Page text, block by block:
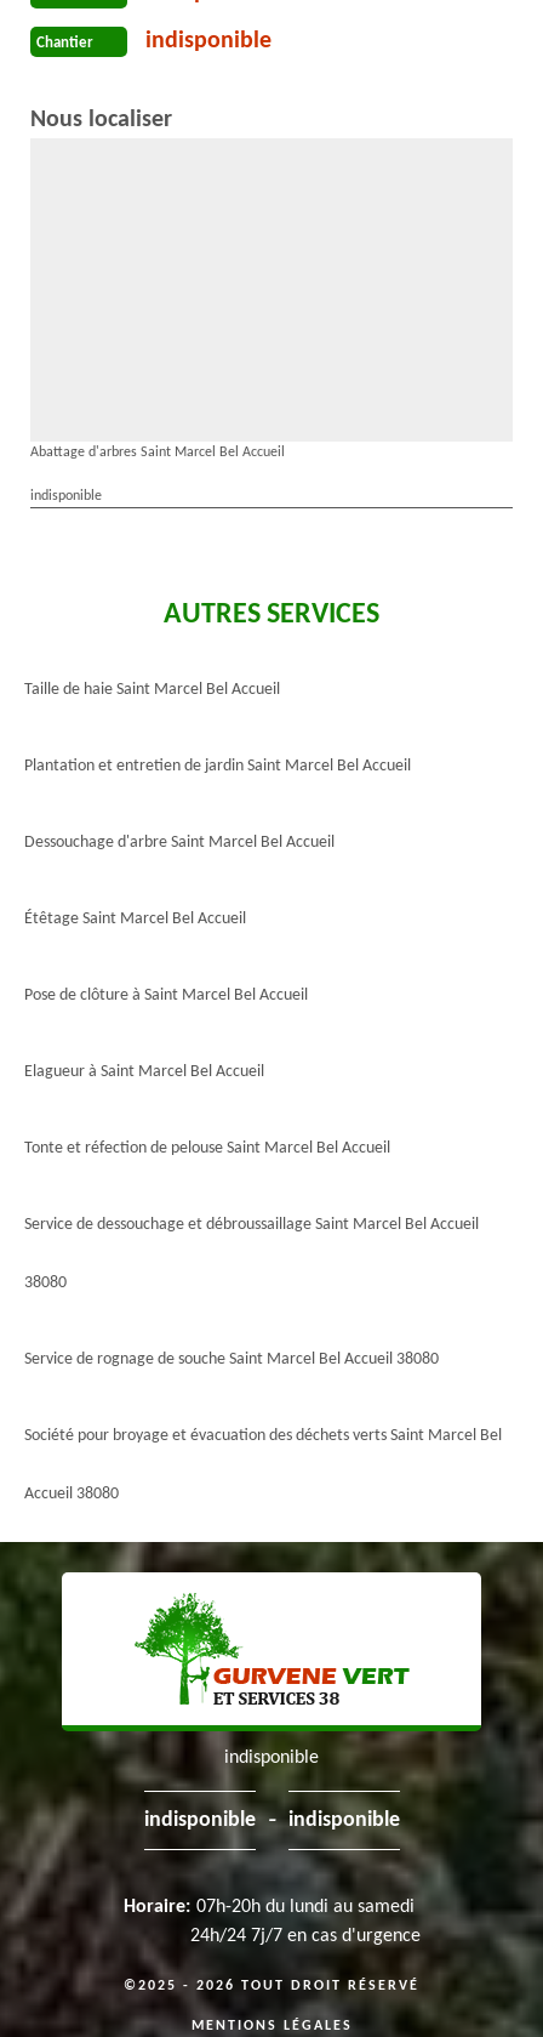
Chantier indisponible
Nous localiser
Abattage d'arbres Saint Marcel Bel Accueil
indisponible
AUTRES SERVICES
Taille de haie Saint Marcel Bel Accueil
Plantation et entretien de jardin Saint Marcel Bel Accueil
Dessouchage d'arbre Saint Marcel Bel Accueil
Étêtage Saint Marcel Bel Accueil
Pose de clôture à Saint Marcel Bel Accueil
Elagueur à Saint Marcel Bel Accueil
Tonte et réfection de pelouse Saint Marcel Bel Accueil
Service de dessouchage et débroussaillage Saint Marcel Bel Accueil
38080
Service de rognage de souche Saint Marcel Bel Accueil 38080
Société pour broyage et évacuation des déchets verts Saint Marcel Bel
Accueil 38080
indisponible
indisponible - indisponible
Horaire: 07h-20h du lundi au samedi
24h/24 7j/7 en cas d'urgence
©2025 - 2026 TOUT DROIT RÉSERVÉ
MENTIONS LÉGALES